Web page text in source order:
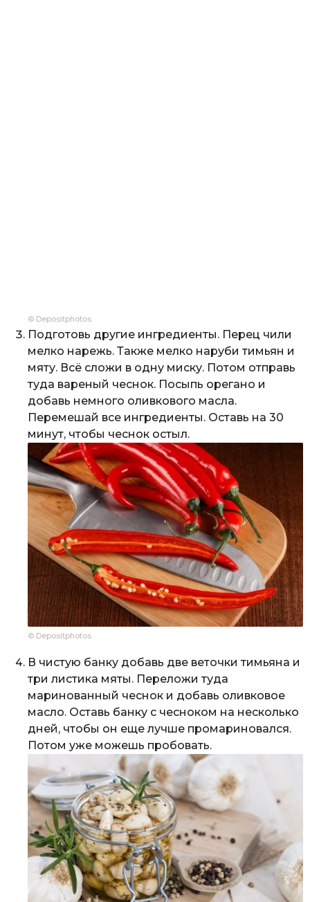
© Depositphotos
Подготовь другие ингредиенты. Перец чили
мелко нарежь. Также мелко наруби тимьян и
мяту. Всё сложи в одну миску. Потом отправь
туда вареный чеснок. Посыпь орегано и
добавь немного оливкового масла.
Перемешай все ингредиенты. Оставь на 30
минут, чтобы чеснок остыл.
© Depositphotos
В чистую банку добавь две веточки тимьяна и
три листика мяты. Переложи туда
маринованный чеснок и добавь оливковое
масло. Оставь банку с чесноком на несколько
дней, чтобы он еще лучше промариновался.
Потом уже можешь пробовать.